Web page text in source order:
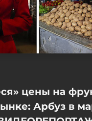
цены на
Арбуз в